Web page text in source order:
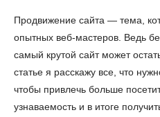
Продвижение сайта — тема,
опытных веб-мастеров. Ведь
самый крутой сайт может
статье я расскажу все, что
чтобы привлечь больше
узнаваемость и в итоге